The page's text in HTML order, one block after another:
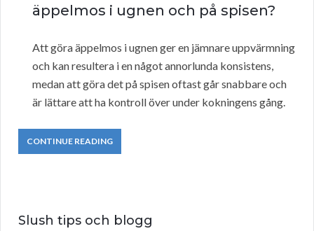
äppelmos i ugnen och på spisen?
Att göra äppelmos i ugnen ger en jämnare uppvärmning
och kan resultera i en något annorlunda konsistens,
medan att göra det på spisen oftast går snabbare och
är lättare att ha kontroll över under kokningens gång.
CONTINUE READING
Slush tips och blogg